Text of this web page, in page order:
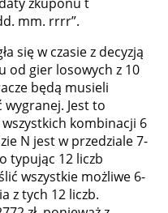
mm. rrrr”.
się w czasie z decyzją
od gier losowych z 10
będą musieli
Jest to
kombinacji 6
N jest w przedziale 7-
typując 12 liczb
wszystkie możliwe 6-
z tych 12 liczb.